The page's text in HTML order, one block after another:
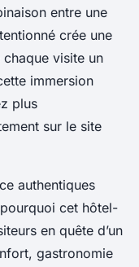
entre une
crée une
visite un
immersion
plus
sur le site
authentiques
cet hôtel-
en quête d’un
gastronomie